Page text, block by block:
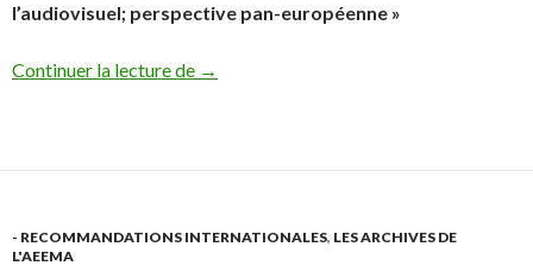
l’audiovisuel; perspective pan-européenne »
Continuer la lecture de Contribution au LIVRE VERT de la
→
- RECOMMANDATIONS INTERNATIONALES, LES ARCHIVES DE
L'AEEMA